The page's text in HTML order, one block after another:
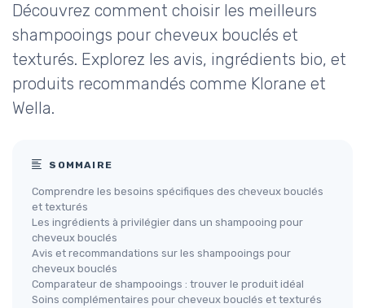
Découvrez comment choisir les meilleurs
shampooings pour cheveux bouclés et
texturés. Explorez les avis, ingrédients bio, et
produits recommandés comme Klorane et
Wella.
SOMMAIRE
Comprendre les besoins spécifiques des cheveux bouclés
et texturés
Les ingrédients à privilégier dans un shampooing pour
cheveux bouclés
Avis et recommandations sur les shampooings pour
cheveux bouclés
Comparateur de shampooings : trouver le produit idéal
Soins complémentaires pour cheveux bouclés et texturés